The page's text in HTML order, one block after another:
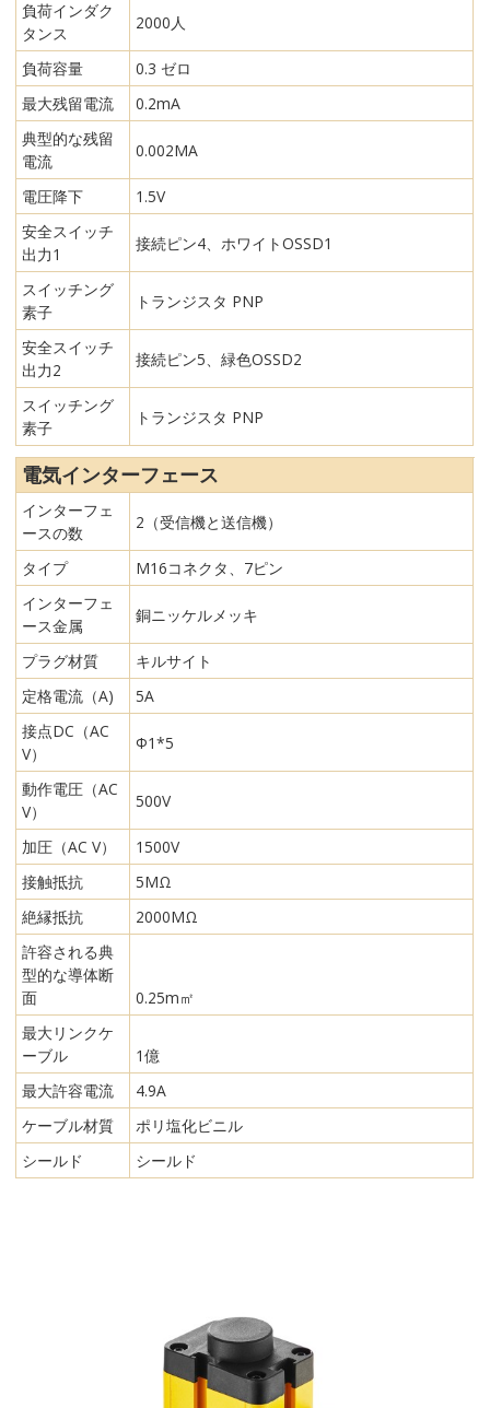
負荷インダク
タンス
2000人
負荷容量
0.3 ゼロ
最大残留電流
0.2mA
典型的な残留
電流
0.002MA
電圧降下
1.5V
安全スイッチ
出力1
接続ピン4、ホワイトOSSD1
スイッチング
素子
トランジスタ PNP
安全スイッチ
出力2
接続ピン5、緑色OSSD2
スイッチング
素子
トランジスタ PNP
電気インターフェース
インターフェ
ースの数
2（受信機と送信機）
タイプ
M16コネクタ、7ピン
インターフェ
ース金属
銅ニッケルメッキ
プラグ材質
キルサイト
定格電流（A)
5A
接点DC（AC
V）
Φ1*5
動作電圧（AC
V）
500V
加圧（AC V）
1500V
接触抵抗
5MΩ
絶縁抵抗
2000MΩ
許容される典
型的な導体断
面
0.25m㎡
最大リンクケ
ーブル
1億
最大許容電流
4.9A
ケーブル材質
ポリ塩化ビニル
シールド
シールド